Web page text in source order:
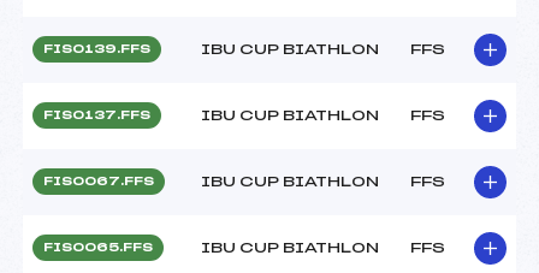
FIS0139.FFS IBU CUP BIATHLON FFS
FIS0137.FFS IBU CUP BIATHLON FFS
FIS0067.FFS IBU CUP BIATHLON FFS
FIS0065.FFS IBU CUP BIATHLON FFS